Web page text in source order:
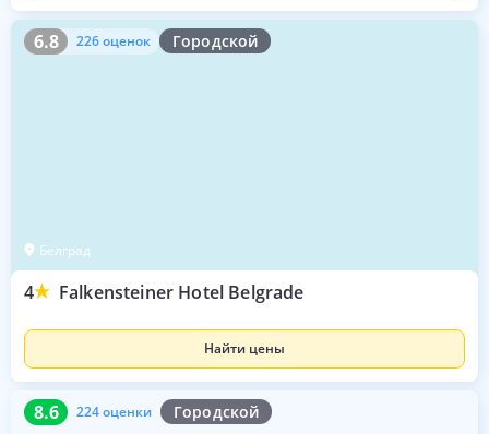
6.8 226 оценок Городской
Белград
4 Falkensteiner Hotel Belgrade
6.8 226 оценок
Найти цены
8.6 224 оценки Городской
8.6 224 оценки